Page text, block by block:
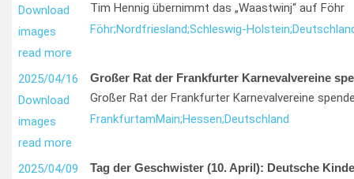
Download
images
read more
Tim Hennig übernimmt das „Waastwinj“ auf Föhr
Föhr;Nordfriesland;Schleswig-Holstein;
2025/04/16
Download
images
read more
Großer Rat der Frankfurter Karnevalvereine
Großer Rat der Frankfurter Karnevalvereine
FrankfurtamMain;Hessen;Deutschland
2025/04/09
Tag der Geschwister (10. April): Deutsche